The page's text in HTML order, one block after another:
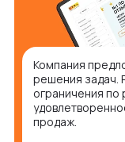
Компания
решения задач.
ограничения по
продаж.